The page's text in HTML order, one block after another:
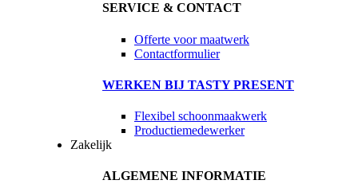
SERVICE & CONTACT
Offerte voor maatwerk
Contactformulier
WERKEN BIJ TASTY PRESENT
Flexibel schoonmaakwerk
Productiemedewerker
Zakelijk
ALGEMENE INFORMATIE